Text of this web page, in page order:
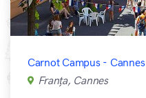
Carnot Campus - Cannes
Franța, Cannes